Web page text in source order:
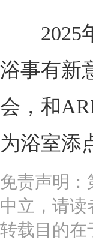
2025年
浴事有新
会，和
为浴室添
免责声明：
中立，请读
转载目的在